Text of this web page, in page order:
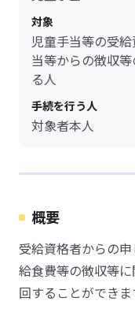
対象
児童手当等の受
当等からの徴収
る人
手続を行う人
対象者本人
概要
受給資格者からの
給食費等の徴収等
回することができま